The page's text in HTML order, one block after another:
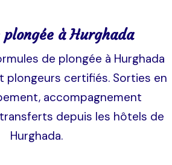
à Hurghada
de plongée à Hurghada
certifiés. Sorties en
accompagnement
depuis les hôtels de
Hurghada.